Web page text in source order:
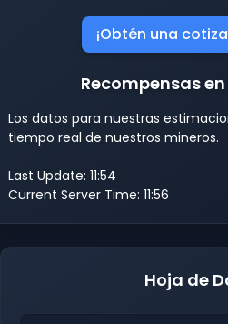
¡Obtén una
Recompensas
Los datos para nuestras
tiempo real de nuestros mineros.
Last Update: 11:54
Current Server Time: 11:56
Hoja de